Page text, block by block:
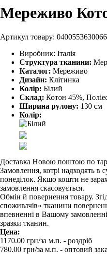
Мереживо
Артикул товару: 0400553630066
Виробник: Італія
Структура тканини:
Каталог: Мереживо
Дизайн: Клітинка
Колір: Білий
Склад: Котон 45%,
Ширина рулону: 130 см
Колір:
Доставка Новою поштою по
Замовлення, котрі надходять в
понеділок. Якщо кошти не
замовлення скасовується.
Обмін й повернення товару.
споживачів» тканини
впевненні в Вашому
зразки тканин.
Цена:
1170.00 грн/за м.п. - роздрiб
780.00 грн/за м.п. - оптовий